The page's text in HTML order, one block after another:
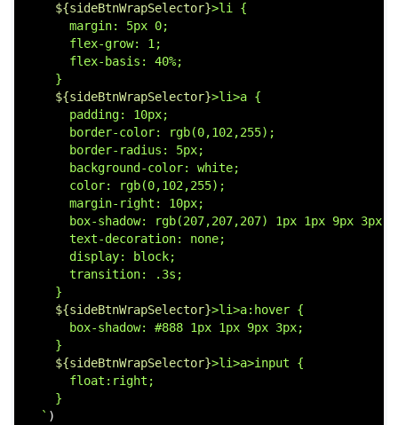
${sideBtnWrapSelector}>li {
margin: 5px 0;
flex-grow: 1;
flex-basis: 40%;
}
${sideBtnWrapSelector}>li>a {
padding: 10px;
border-color: rgb(0,102,255);
border-radius: 5px;
background-color: white;
color: rgb(0,102,255);
margin-right: 10px;
box-shadow: rgb(207,207,207) 1px 1px 9px 3px;
text-decoration: none;
display: block;
transition: .3s;
}
${sideBtnWrapSelector}>li>a:hover {
box-shadow: #888 1px 1px 9px 3px;
}
${sideBtnWrapSelector}>li>a>input {
float:right;
}
` )